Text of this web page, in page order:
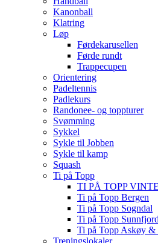
Kanonball
Klatring
Løp
Førdekarusellen
Førde rundt
Trappecupen
Orientering
Padeltennis
Padlekurs
Randonee- og toppturer
Svømming
Sykkel
Sykle til Jobben
Sykle til kamp
Squash
Ti på Topp
TI PÅ TOPP
Ti på Topp Bergen
Ti på Topp Sogndal
Ti på Topp Sunnfjord
Ti på Topp Askøy &
Treningslokaler